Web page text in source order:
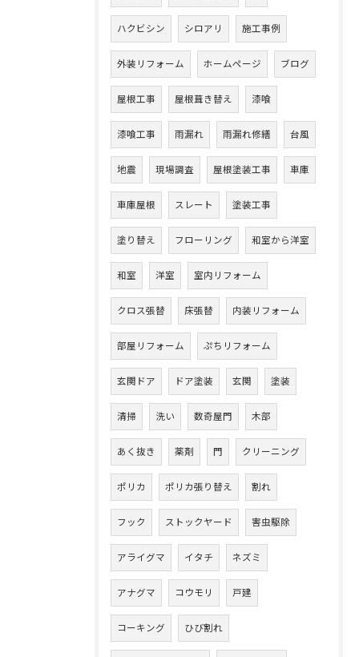
ハクビシン シロアリ 施工事例
外装リフォーム ホームページ ブログ
屋根工事 屋根葺き替え 漆喰
漆喰工事 雨漏れ 雨漏れ修繕 台風
地震 現場調査 屋根塗装工事 車庫
車庫屋根 スレート 塗装工事
塗り替え フローリング 和室から洋室
和室 洋室 室内リフォーム
クロス張替 床張替 内装リフォーム
部屋リフォーム ぷちリフォーム
玄関ドア ドア塗装 玄関 塗装
清掃 洗い 数奇屋門 木部
あく抜き 薬剤 門 クリーニング
ポリカ ポリカ張り替え 割れ
フック ストックヤード 害虫駆除
アライグマ イタチ ネズミ
アナグマ コウモリ 戸建
コーキング ひび割れ